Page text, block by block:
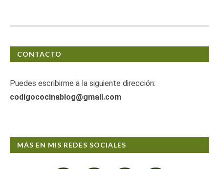
CONTACTO
Puedes escribirme a la siguiente dirección:
codigococinablog@gmail.com
MÁS EN MIS REDES SOCIALES